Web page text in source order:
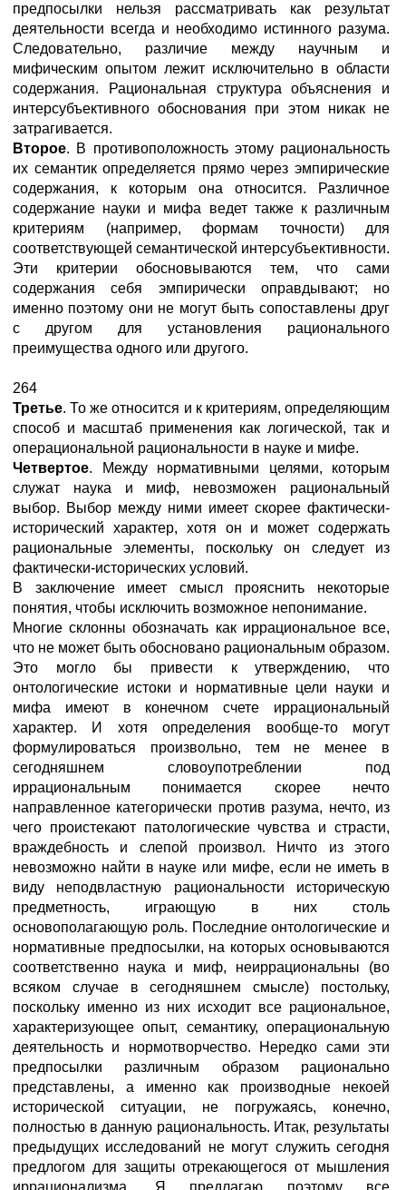
предпосылки нельзя рассматривать как результат
деятельности всегда и необходимо истинного разума.
Следовательно, различие между научным и
мифическим опытом лежит исключительно в области
содержания. Рациональная структура объяснения и
интерсубъективного обоснования при этом никак не
затрагивается.
Второе. В противоположность этому рациональность
их семантик определяется прямо через эмпирические
содержания, к которым она относится. Различное
содержание науки и мифа ведет также к различным
критериям (например, формам точности) для
соответствующей семантической интерсубъективности.
Эти критерии обосновываются тем, что сами
содержания себя эмпирически оправдывают; но
именно поэтому они не могут быть сопоставлены друг
с другом для установления рационального
преимущества одного или другого.
264
Третье. То же относится и к критериям, определяющим
способ и масштаб применения как логической, так и
операциональной рациональности в науке и мифе.
Четвертое. Между нормативными целями, которым
служат наука и миф, невозможен рациональный
выбор. Выбор между ними имеет скорее фактически-
исторический характер, хотя он и может содержать
рациональные элементы, поскольку он следует из
фактически-исторических условий.
В заключение имеет смысл прояснить некоторые
понятия, чтобы исключить возможное непонимание.
Многие склонны обозначать как иррациональное все,
что не может быть обосновано рациональным образом.
Это могло бы привести к утверждению, что
онтологические истоки и нормативные цели науки и
мифа имеют в конечном счете иррациональный
характер. И хотя определения вообще-то могут
формулироваться произвольно, тем не менее в
сегодняшнем словоупотреблении под
иррациональным понимается скорее нечто
направленное категорически против разума, нечто, из
чего проистекают патологические чувства и страсти,
враждебность и слепой произвол. Ничто из этого
невозможно найти в науке или мифе, если не иметь в
виду неподвластную рациональности историческую
предметность, играющую в них столь
основополагающую роль. Последние онтологические и
нормативные предпосылки, на которых основываются
соответственно наука и миф, неиррациональны (во
всяком случае в сегодняшнем смысле) постольку,
поскольку именно из них исходит все рациональное,
характеризующее опыт, семантику, операциональную
деятельность и нормотворчество. Нередко сами эти
предпосылки различным образом рационально
представлены, а именно как производные некоей
исторической ситуации, не погружаясь, конечно,
полностью в данную рациональность. Итак, результаты
предыдущих исследований не могут служить сегодня
предлогом для защиты отрекающегося от мышления
иррационализма. Я предлагаю поэтому все